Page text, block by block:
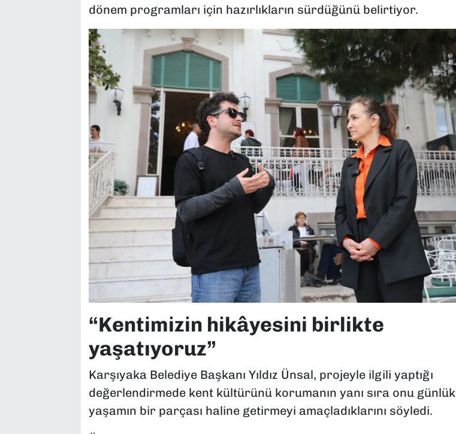
dönem programları için hazırlıkların sürdüğünü belirtiyor.
“Kentimizin hikâyesini birlikte
yaşatıyoruz”
Karşıyaka Belediye Başkanı Yıldız Ünsal, projeyle ilgili yaptığı
değerlendirmede kent kültürünü korumanın yanı sıra onu günlük
yaşamın bir parçası haline getirmeyi amaçladıklarını söyledi.